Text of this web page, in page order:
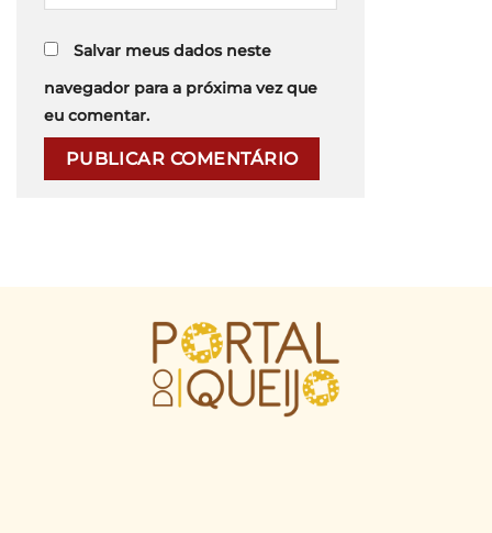
Salvar meus dados neste
navegador para a próxima vez que
eu comentar.